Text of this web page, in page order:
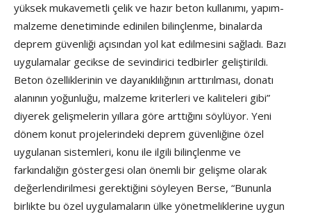
yüksek mukavemetli çelik ve hazır beton kullanımı, yapım-
malzeme denetiminde edinilen bilinçlenme, binalarda
deprem güvenliği açısından yol kat edilmesini sağladı. Bazı
uygulamalar gecikse de sevindirici tedbirler geliştirildi.
Beton özelliklerinin ve dayanıklılığının arttırılması, donatı
alanının yoğunluğu, malzeme kriterleri ve kaliteleri gibi”
diyerek gelişmelerin yıllara göre arttığını söylüyor. Yeni
dönem konut projelerindeki deprem güvenliğine özel
uygulanan sistemleri, konu ile ilgili bilinçlenme ve
farkındalığın göstergesi olan önemli bir gelişme olarak
değerlendirilmesi gerektiğini söyleyen Berse, “Bununla
birlikte bu özel uygulamaların ülke yönetmeliklerine uygun